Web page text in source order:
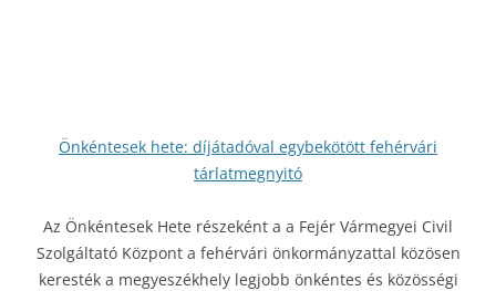
Önkéntesek hete: díjátadóval egybekötött fehérvári
tárlatmegnyitó
Az Önkéntesek Hete részeként a a Fejér Vármegyei Civil
Szolgáltató Központ a fehérvári önkormányzattal közösen
keresték a megyeszékhely legjobb önkéntes és közösségi